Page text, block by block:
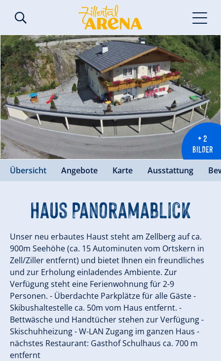
+ 2
BILDER
Übersicht Angebote Karte Ausstattung
Haus Panoramablick
Unser neu erbautes Haust steht am Zellberg auf ca.
900m Seehöhe (ca. 15 Autominuten vom Ortskern in
Zell/Ziller entfernt) und bietet Ihnen ein freundliches
und zur Erholung einladendes Ambiente. Zur
Verfügung steht eine Ferienwohnung für 2-9
Personen. - Überdachte Parkplätze für alle Gäste -
Skibushaltestelle ca. 50m vom Haus entfernt. -
Bettwäsche und Handtücher stehen zur Verfügung -
Skischuhheizung - W-LAN Zugang im ganzen Haus -
nächstes Restaurant: Gasthof Schulhaus ca. 700 m
entfernt